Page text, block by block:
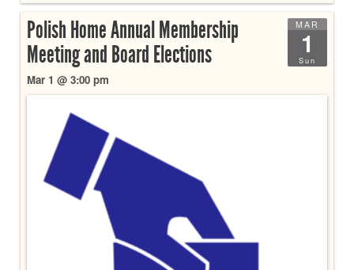
MAR
1
Sun
Polish Home Annual Membership
Meeting and Board Elections
Mar 1 @ 3:00 pm